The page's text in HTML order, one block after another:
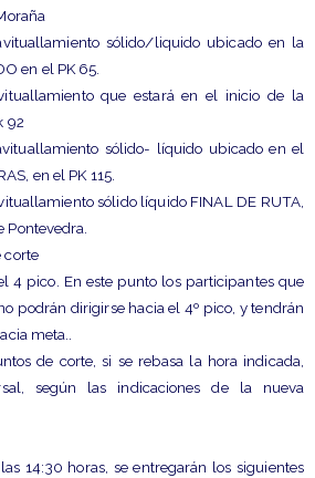
sólido/liquido ubicado en la
en el PK 65.
que estará en el inicio de la
92
sólido- líquido ubicado en el
en el PK 115.
sólido líquido FINAL DE RUTA,
Pontevedra.
corte
4 pico. En este punto los participantes que
podrán dirigirse hacia el 4º pico, y tendrán
meta..
de corte, si se rebasa la hora indicada,
según las indicaciones de la nueva
14:30 horas, se entregarán los siguientes